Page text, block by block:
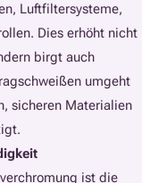
Luftfiltersysteme,
Dies erhöht nicht
birgt auch
umgeht
sicheren Materialien
ist die